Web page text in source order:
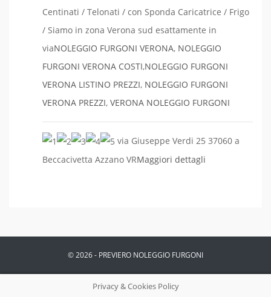
Centinati / Telonati / con Sponda Caricatrice / Frigo
/ Siamo in zona Verona sud esattamente in
viaNOLEGGIO FURGONI VERONA, NOLEGGIO
FURGONI VERONA COSTI,NOLEGGIO FURGONI
VERONA LISTINO PREZZI, NOLEGGIO FURGONI
VERONA PREZZI, VERONA NOLEGGIO FURGONI
via Giuseppe Verdi 25 37060 a
Beccacivetta Azzano VRMaggiori dettagli
© 2026 - PREVIERO NOLEGGIO FURGONI
Privacy & Cookies Policy